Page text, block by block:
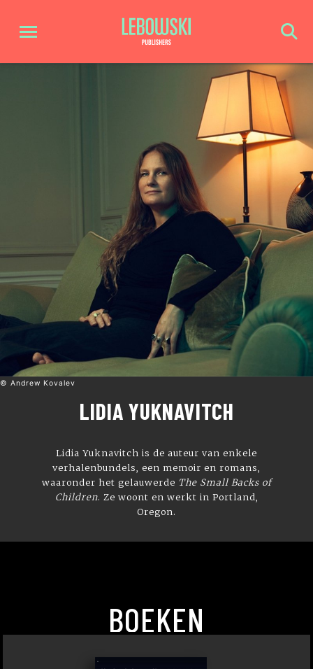
© Andrew Kovalev
LIDIA YUKNAVITCH
Lidia Yuknavitch is de auteur van enkele
verhalenbundels, een memoir en romans,
waaronder het gelauwerde The Small Backs of
Children. Ze woont en werkt in Portland,
Oregon.
BOEKEN